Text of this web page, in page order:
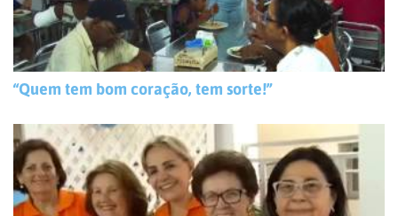
“Quem tem bom coração, tem sorte!”